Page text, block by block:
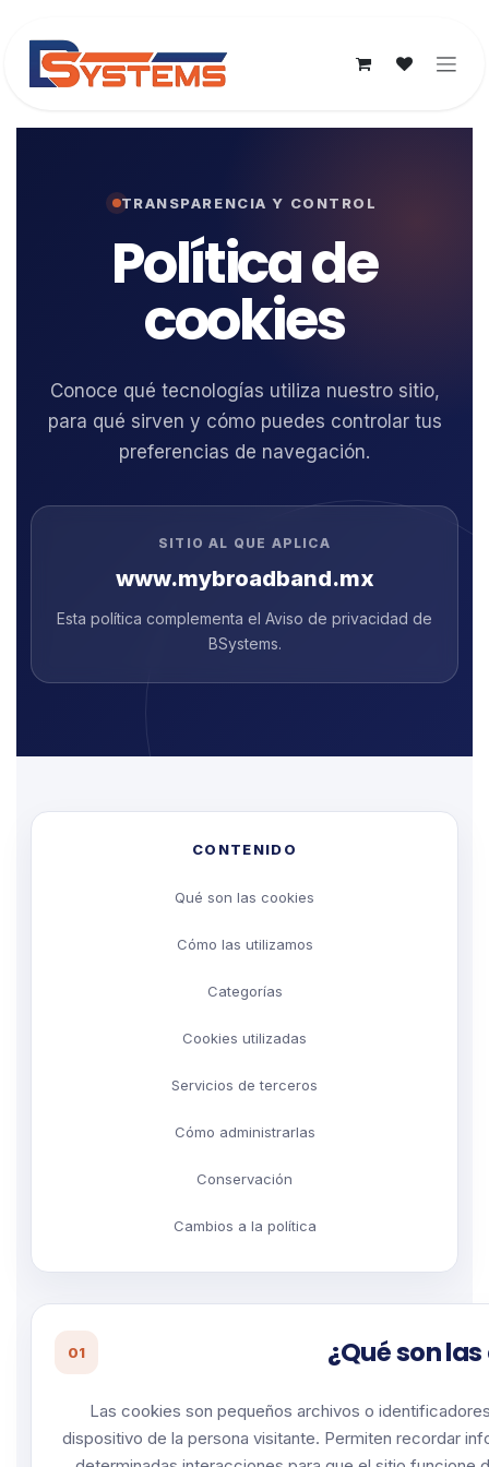
TRANSPARENCIA Y CONTROL
Política de
cookies
Conoce qué tecnologías utiliza nuestro sitio,
para qué sirven y cómo puedes controlar tus
preferencias de navegación.
SITIO AL QUE APLICA
www.mybroadband.mx
Esta política complementa el Aviso de privacidad de
BSystems.
CONTENIDO
Qué son las cookies
Cómo las utilizamos
Categorías
Cookies utilizadas
Servicios de terceros
Cómo administrarlas
Conservación
Cambios a la política
01 ¿Qué son
Las cookies son pequeños archivos o
dispositivo de la persona visitante. Permiten recordar